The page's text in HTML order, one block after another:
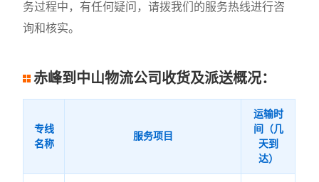
务过程中，有任何疑问，请拨我们的服务热线进行咨
询和核实。
赤峰到中山物流公司收货及派送概况：
专线
名称
服务项目
运输时
间（几
天到
达）